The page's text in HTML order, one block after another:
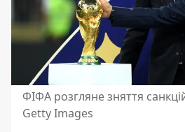
ФІФА розгляне зняття
Getty Images